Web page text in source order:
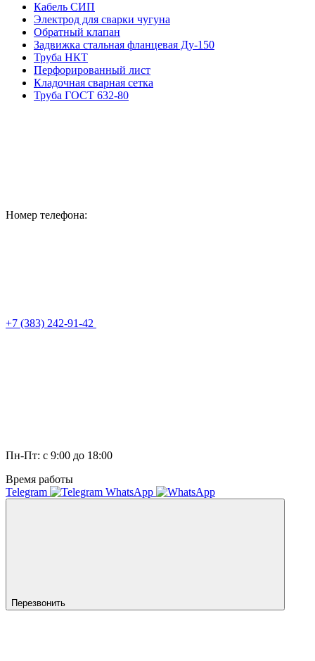
Кабель СИП
Электрод для сварки чугуна
Обратный клапан
Задвижка стальная фланцевая Ду-150
Труба НКТ
Перфорированный лист
Кладочная сварная сетка
Труба ГОСТ 632-80
Номер телефона:
+7 (383) 242-91-42
Пн-Пт: с 9:00 до 18:00
Время работы
Telegram
WhatsApp
Перезвонить